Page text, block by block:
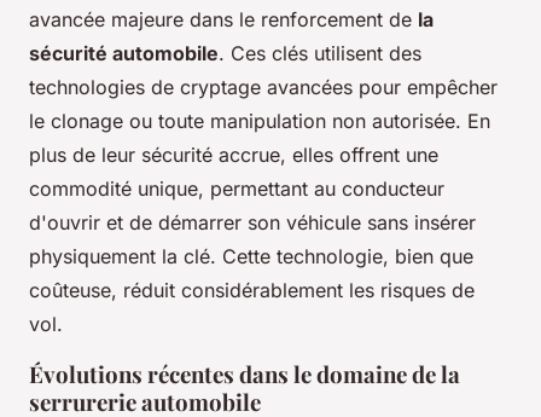
avancée majeure dans le renforcement de la
sécurité automobile. Ces clés utilisent des
technologies de cryptage avancées pour empêcher
le clonage ou toute manipulation non autorisée. En
plus de leur sécurité accrue, elles offrent une
commodité unique, permettant au conducteur
d'ouvrir et de démarrer son véhicule sans insérer
physiquement la clé. Cette technologie, bien que
coûteuse, réduit considérablement les risques de
vol.
Évolutions récentes dans le domaine de la
serrurerie automobile